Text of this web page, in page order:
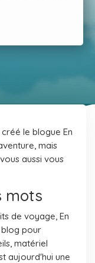
le blogue En
mais
aussi vous
mots
de voyage, En
pour
matériel
aujourd'hui une